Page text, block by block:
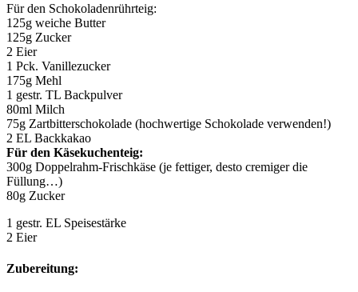
Für den Schokoladenrührteig:
125g weiche Butter
125g Zucker
2 Eier
1 Pck. Vanillezucker
175g Mehl
1 gestr. TL Backpulver
80ml Milch
75g Zartbitterschokolade (hochwertige Schokolade verwenden!)
2 EL Backkakao
Für den Käsekuchenteig:
300g Doppelrahm-Frischkäse (je fettiger, desto cremiger die
Füllung…)
80g Zucker
1 gestr. EL Speisestärke
2 Eier
Zubereitung: